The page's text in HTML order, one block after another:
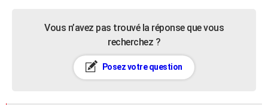
Vous n’avez pas trouvé la réponse que vous
recherchez ?
Posez votre question